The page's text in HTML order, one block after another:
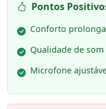
Pontos
Conforto
Qualidade de
Microfone